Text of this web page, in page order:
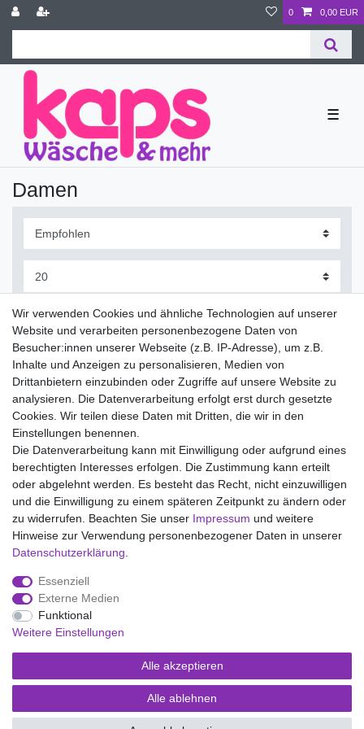
0 0,00 EUR
☰
Damen
Wir liefern mit DHL (auch Samstags)
14 Tage Rückgaberecht
Impressum Daten­schutz­erklärung AGB
Widerrufs­recht
Wir verwenden Cookies und ähnliche Technologien auf unserer
Website und verarbeiten personenbezogene Daten von
Besucher:innen unserer Webseite (z.B. IP-Adresse), um z.B.
Inhalte und Anzeigen zu personalisieren, Medien von
Drittanbietern einzubinden oder Zugriffe auf unsere Website zu
analysieren. Die Datenverarbeitung erfolgt erst durch gesetzte
Cookies. Wir teilen diese Daten mit Dritten, die wir in den
Einstellungen benennen.
Die Datenverarbeitung kann mit Einwilligung oder aufgrund eines
berechtigten Interesses erfolgen. Die Zustimmung kann erteilt
oder abgelehnt werden. Es besteht das Recht, nicht einzuwilligen
und die Einwilligung zu einem späteren Zeitpunkt zu ändern oder
zu widerrufen. Beachten Sie unser Impressum und weitere
Hinweise zur Verwendung personenbezogener Daten in unserer
Daten­schutz­erklärung
Essenziell
Externe Medien
Funktional
Weitere Einstellungen
Alle akzeptieren
Alle ablehnen